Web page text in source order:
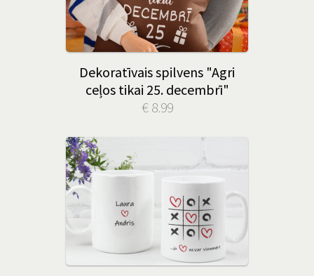
Dekoratīvais spilvens "Agri
ceļos tikai 25. decembrī"
€ 8.99